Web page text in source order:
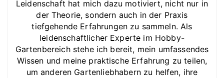
Leidenschaft hat mich dazu motiviert, nicht nur in
der Theorie, sondern auch in der Praxis
tiefgehende Erfahrungen zu sammeln. Als
leidenschaftlicher Experte im Hobby-
Gartenbereich stehe ich bereit, mein umfassendes
Wissen und meine praktische Erfahrung zu teilen,
um anderen Gartenliebhabern zu helfen, ihre